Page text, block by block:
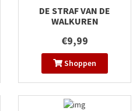
DE STRAF VAN DE
WALKUREN
€9,99
Shoppen